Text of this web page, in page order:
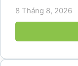
trong lành,
bản làng bình
ngày. Không
8 Tháng 8, 2026